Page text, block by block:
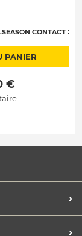
CONTACT 2
PANIER
€
›
›